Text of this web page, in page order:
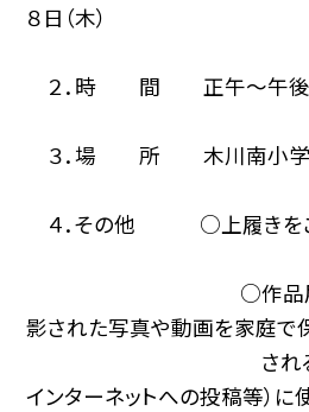
８日（木）
２．時 間 正午〜午後
３．場 所 木川南小
４．その他 ○上履きをご
○作品展等の学
影された写真や動画を家庭で
される以外の
インターネットへの投稿等）に